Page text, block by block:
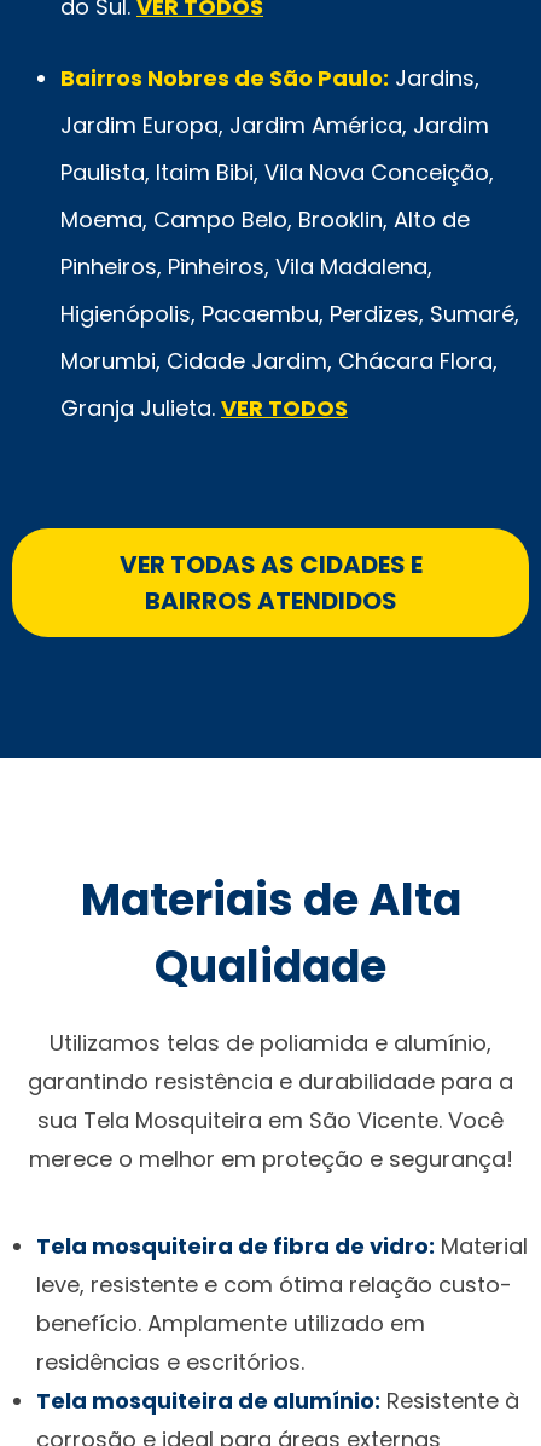
do Sul. VER TODOS
Bairros Nobres de São Paulo: Jardins,
Jardim Europa, Jardim América, Jardim
Paulista, Itaim Bibi, Vila Nova Conceição,
Moema, Campo Belo, Brooklin, Alto de
Pinheiros, Pinheiros, Vila Madalena,
Higienópolis, Pacaembu, Perdizes, Sumaré,
Morumbi, Cidade Jardim, Chácara Flora,
Granja Julieta. VER TODOS
VER TODAS AS CIDADES E
BAIRROS ATENDIDOS
Materiais de Alta
Qualidade
Utilizamos telas de poliamida e alumínio,
garantindo resistência e durabilidade para a
sua Tela Mosquiteira em São Vicente. Você
merece o melhor em proteção e segurança!
Tela mosquiteira de fibra de vidro: Material
leve, resistente e com ótima relação custo-
benefício. Amplamente utilizado em
residências e escritórios.
Tela mosquiteira de alumínio: Resistente à
corrosão e ideal para áreas externas